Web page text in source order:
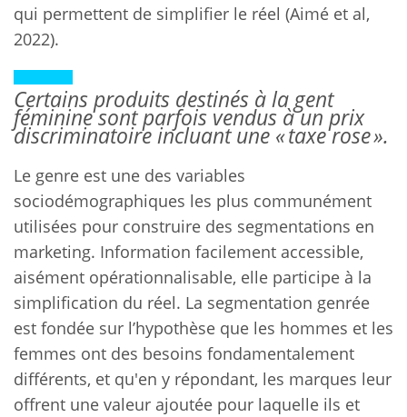
qui permettent de simplifier le réel (Aimé et al,
2022).
Certains produits destinés à la gent
féminine sont parfois vendus à un prix
discriminatoire incluant une « taxe rose ».
Le genre est une des variables
sociodémographiques les plus communément
utilisées pour construire des segmentations en
marketing. Information facilement accessible,
aisément opérationnalisable, elle participe à la
simplification du réel. La segmentation genrée
est fondée sur l’hypothèse que les hommes et les
femmes ont des besoins fondamentalement
différents, et qu'en y répondant, les marques leur
offrent une valeur ajoutée pour laquelle ils et